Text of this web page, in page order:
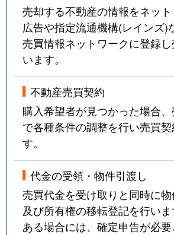
売却する不動産の情報をネッ
広告や指定流通機構(レインズ)
売買情報ネットワークに登録
います。
不動産売買契約
購入希望者が見つかった場合
で各種条件の調整を行い売買
す。
代金の受領・物件引渡し
売買代金を受け取りと同時に
及び所有権の移転登記を行い
ある場合には、確定申告が必要